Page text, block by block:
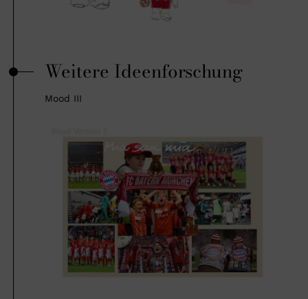
Weitere Ideenforschung
Mood III